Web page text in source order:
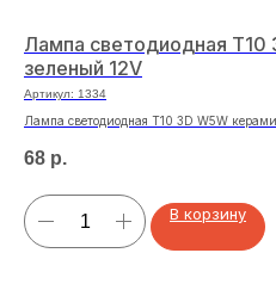
Лампа светодиодная T10
зеленый 12V
Артикул: 1334
Лампа светодиодная T10 3D W5W
68 р.
В корзину